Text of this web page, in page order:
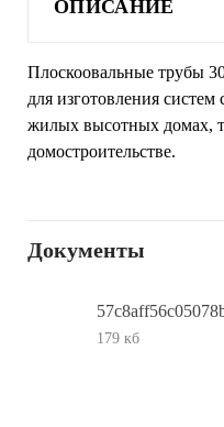
ОПИСАНИЕ
Плоскоовальные трубы
для изготовления систем
жилых высотных домах,
домостроительстве.
Документы
179 кб